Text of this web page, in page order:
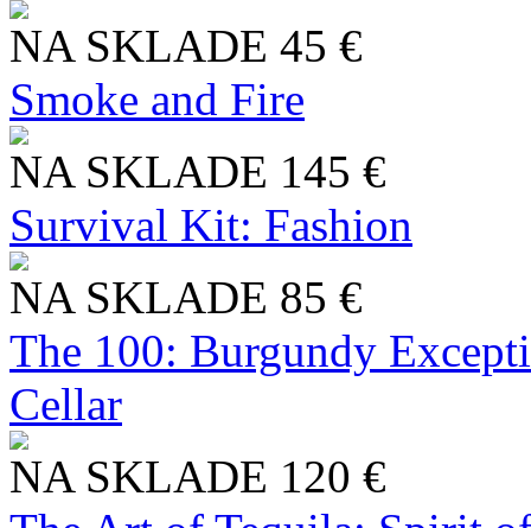
NA SKLADE 45 €
Smoke and Fire
NA SKLADE 145 €
Survival Kit: Fashion
NA SKLADE 85 €
The 100: Burgundy
Cellar
NA SKLADE 120 €